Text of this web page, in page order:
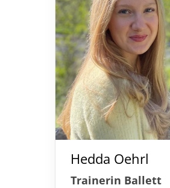
Hedda Oehrl
Trainerin Ballett